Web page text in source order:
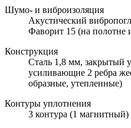
Шумо- и виброизоляция
Акустический
Фаворит 15 (на полотне
Конструкция
Сталь 1,8 мм, закрытый
усиливающие 2 ребра
образные, утепленные)
Контуры уплотнения
3 контура (1 магнитный)